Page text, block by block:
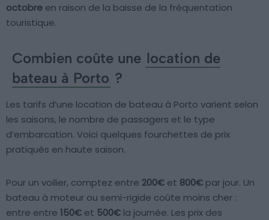
octobre en raison de la baisse de la fréquentation
touristique.
Combien coûte une location de
bateau à Porto ?
Les tarifs d’une location de bateau à Porto varient selon
les saisons, le nombre de passagers et le type
d’embarcation. Voici quelques fourchettes de prix
pratiqués en haute saison.
Pour un voilier, comptez entre 200€ et 800€ par jour. Un
bateau à moteur ou semi-rigide coûte moins cher :
entre entre 150€ et 500€ la journée. Les prix des